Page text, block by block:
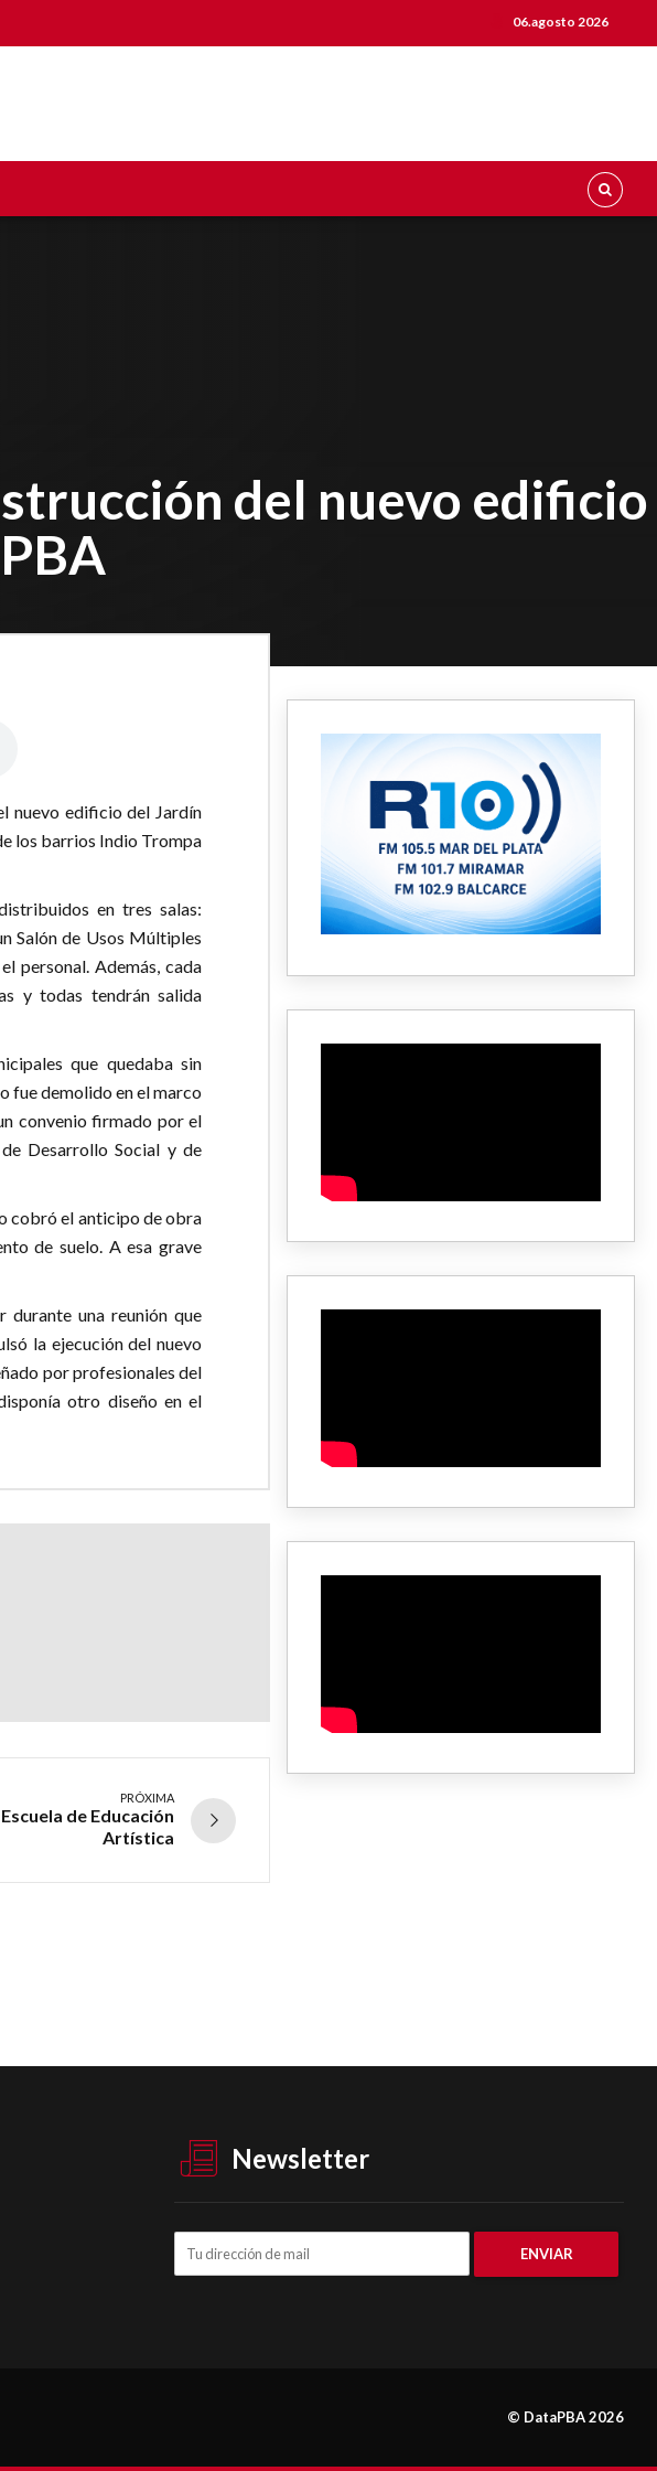
06.agosto 2026
del nuevo edificio
nuevo edificio del Jardín
los barrios Indio Trompa
en tres salas:
Salón de Usos Múltiples
personal. Además, cada
y todas tendrán salida
que quedaba sin
fue demolido en el marco
convenio firmado por el
Desarrollo Social y de
cobró el anticipo de obra
de suelo. A esa grave
durante una reunión que
la ejecución del nuevo
por profesionales del
otro diseño en el
PRÓXIMA
de Educación
Artística
Newsletter
© DataPBA 2026